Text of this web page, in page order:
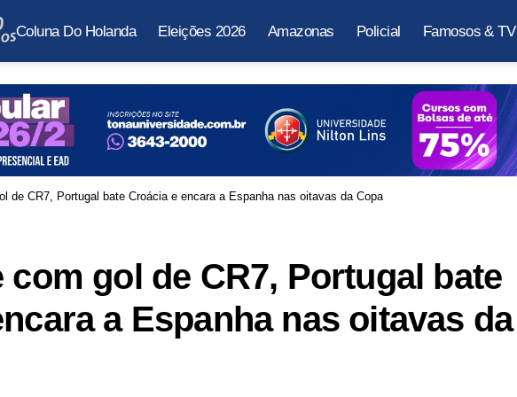
Coluna Do Holanda Eleições 2026 Amazonas Policial Famosos & TV
de CR7, Portugal bate Croácia e encara a Espanha nas oitavas da Copa
com gol de CR7, Portugal bate
a Espanha nas oitavas da